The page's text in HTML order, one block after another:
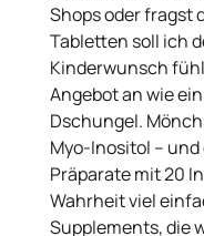
Shops oder fragst
Tabletten soll ich
Kinderwunsch
Angebot an wie
Dschungel.
Myo-Inositol –
Präparate mit 20
Wahrheit viel
Supplements, die